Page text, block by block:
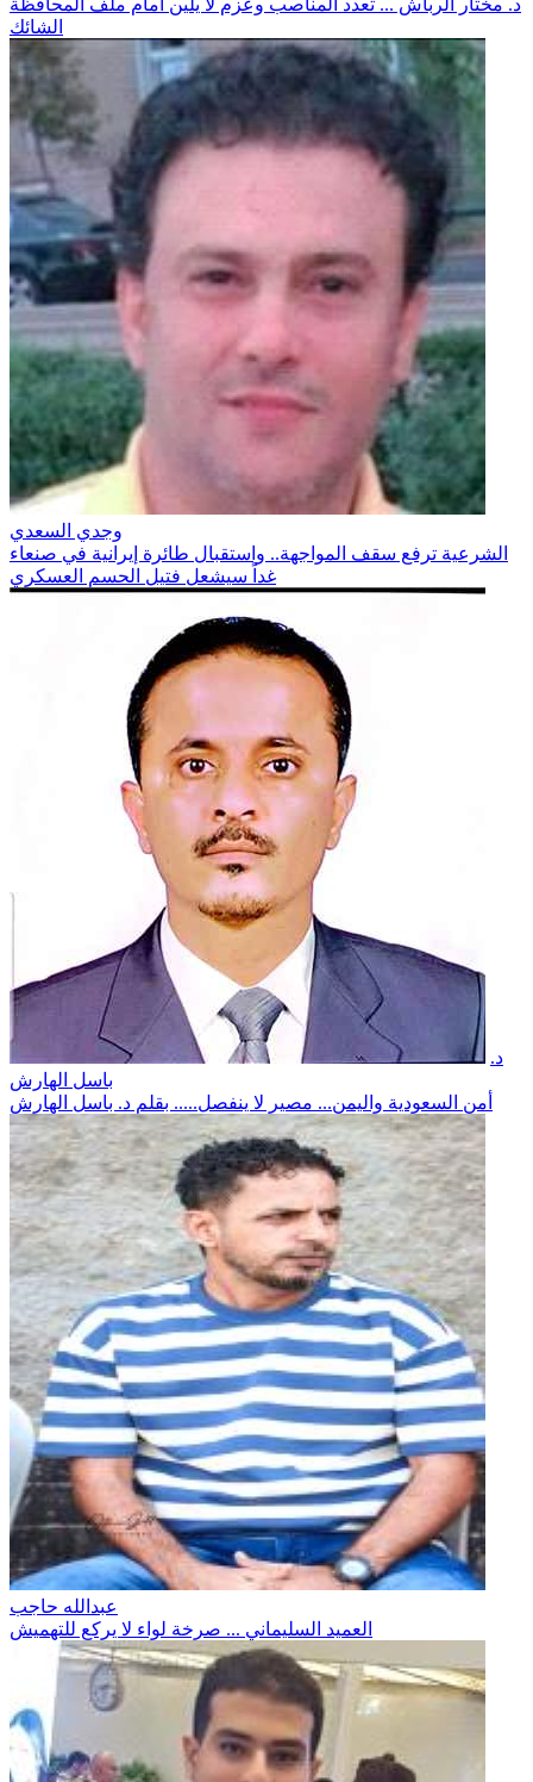
د. مختار الرباش ... تعدد المناصب وعزم لا يلين أمام ملف المحافظة
الشائك
وجدي السعدي
الشرعية ترفع سقف المواجهة.. واستقبال طائرة إيرانية في صنعاء
غداً سيشعل فتيل الحسم العسكري
د.
باسل الهارش
أمن السعودية واليمن... مصير لا ينفصل..... بقلم د. باسل الهارش
عبدالله حاجب
العميد السليماني ... صرخة لواء لا يركع للتهميش